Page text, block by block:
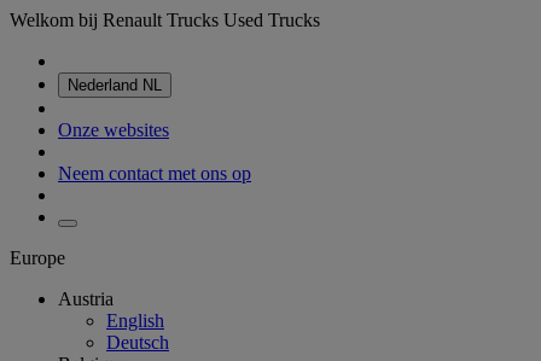
Welkom bij Renault Trucks Used Trucks
Nederland NL
Onze websites
Neem contact met ons op
Europe
Austria
English
Deutsch